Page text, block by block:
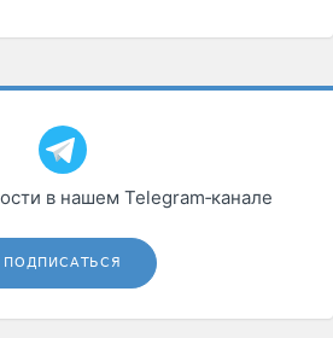
в нашем Telegram‑канале
ПОДПИСАТЬСЯ